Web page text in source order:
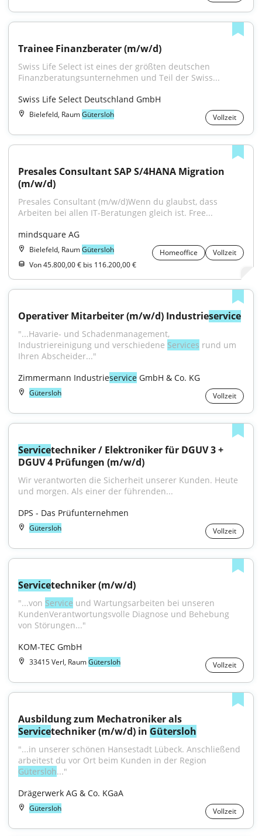
Trainee Finanzberater (m/w/d)
Swiss Life Select ist eines der größten deutschen
Finanzberatungsunternehmen und Teil der Swiss...
Swiss Life Select Deutschland GmbH
Bielefeld, RaumGütersloh Vollzeit
Presales Consultant SAP S/4HANA Migration
(m/w/d)
Presales Consultant (m/w/d)Wenn du glaubst, dass
Arbeiten bei allen IT-Beratungen gleich ist. Free...
mindsquare AG
Bielefeld, RaumGütersloh Homeoffice
Vollzeit
Von 45.800,00 € bis 116.200,00 €
Operativer Mitarbeiter (m/w/d) Industrieservice
"...Havarie- und Schadenmanagement,
Industriereinigung und verschiedene Services rund um
Ihren Abscheider..."
Zimmermann Industrieservice GmbH & Co. KG
Gütersloh Vollzeit
Servicetechniker / Elektroniker für DGUV 3 +
DGUV 4 Prüfungen (m/w/d)
Wir verantworten die Sicherheit unserer Kunden. Heute
und morgen. Als einer der führenden...
DPS - Das Prüfunternehmen
Gütersloh Vollzeit
Servicetechniker (m/w/d)
"...von Service und Wartungsarbeiten bei unseren
KundenVerantwortungsvolle Diagnose und Behebung
von Störungen..."
KOM-TEC GmbH
33415 Verl, RaumGütersloh Vollzeit
Servicetechniker (m/w/d) in Gütersloh
"...in unserer schönen Hansestadt Lübeck. Anschließend
Gütersloh..."
Drägerwerk AG & Co. KGaA
Gütersloh Vollzeit